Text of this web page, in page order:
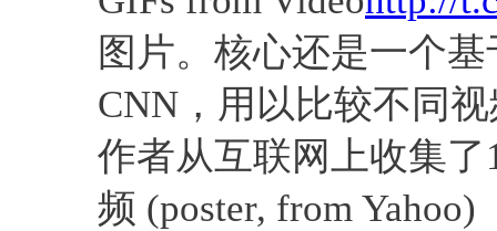
图片。核心还是一个基
CNN，用以比较不同
作者从互联网上收集
频 (poster, from Yahoo)